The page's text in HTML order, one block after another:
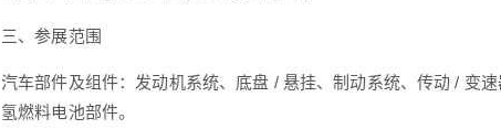
三、参展范围
汽车部件及组件：发动机系统、底盘 / 悬挂、制动系统、传动 / 变
氢燃料电池部件。